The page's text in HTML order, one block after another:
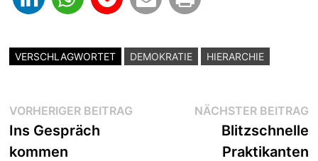
VERSCHLAGWORTET DEMOKRATIE HIERARCHIE
Beitragsnavigation
VORHERIGER BEITRAG Vorheriger
Ins Gespräch
kommen
NÄCHSTER BEITRAG
Blitzschnelle
Praktikanten